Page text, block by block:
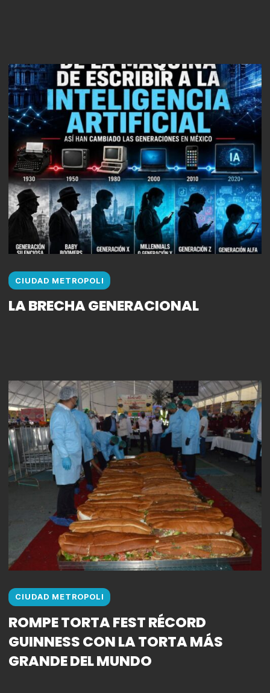
CIUDAD METROPOLI
LA BRECHA GENERACIONAL
CIUDAD METROPOLI
ROMPE TORTA FEST RÉCORD
GUINNESS CON LA TORTA MÁS
GRANDE DEL MUNDO